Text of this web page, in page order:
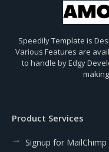
Speedily Template is
Various Features are
to handle by Edgy
Product Services
Signup for MailChimp